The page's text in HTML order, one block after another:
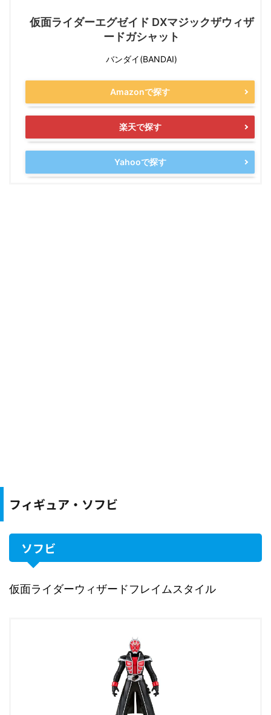
仮面ライダーエグゼイド DXマジックザウィザ
ードガシャット
バンダイ(BANDAI)
Amazonで探す
楽天で探す
Yahooで探す
フィギュア・ソフビ
ソフビ
仮面ライダーウィザードフレイムスタイル